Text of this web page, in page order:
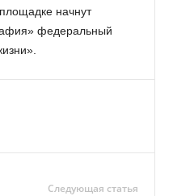
начнут
федеральный
Следующая статья